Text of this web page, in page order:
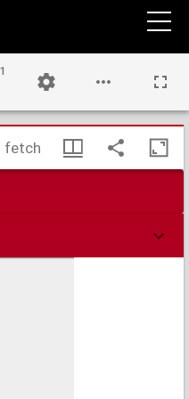
libellus
1
fetch